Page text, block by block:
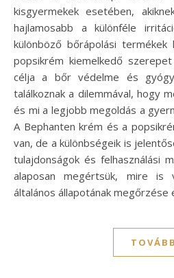
kisgyermekek esetében,
hajlamosabb a különféle
különböző bőrápolási
popsikrém kiemelkedő
célja a bőr védelme és
találkoznak a dilemmával, hogy
és mi a legjobb megoldás a
A Bephanten krém és a
van, de a különbségeik is
tulajdonságok és felhasználási
alaposan megértsük, mire is
általános állapotának megőrzése
TOVÁBB